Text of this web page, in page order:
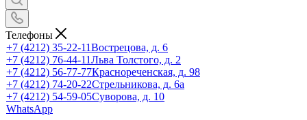
Телефоны
+7 (4212) 35-22-11Вострецова, д. 6
+7 (4212) 76-44-11Льва Толстого, д. 2
+7 (4212) 56-77-77Краснореченская, д. 98
+7 (4212) 74-20-22Стрельникова, д. 6а
+7 (4212) 54-59-05Суворова, д. 10
WhatsApp